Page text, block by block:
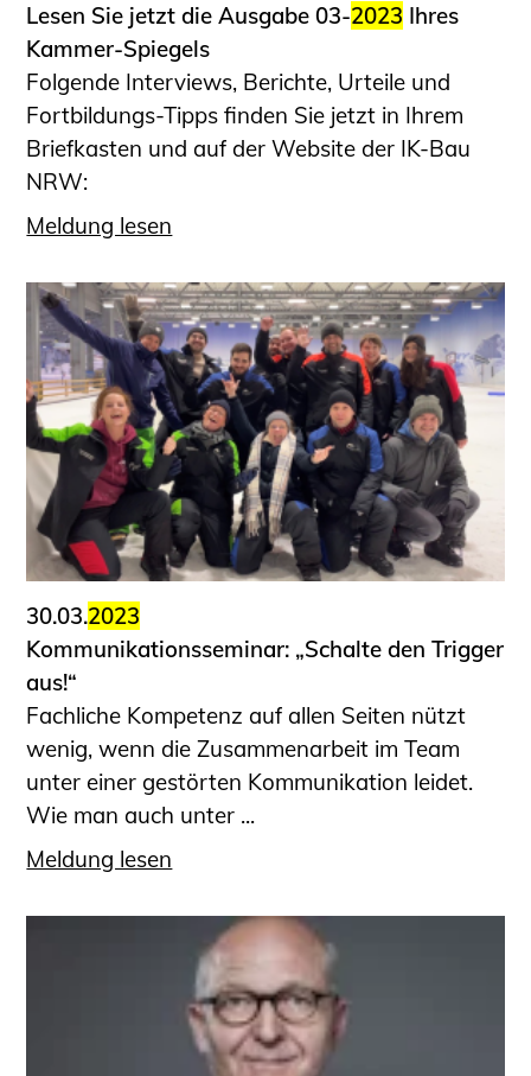
Lesen Sie jetzt die Ausgabe 03-2023 Ihres
Kammer-Spiegels
Folgende Interviews, Berichte, Urteile und
Fortbildungs-Tipps finden Sie jetzt in Ihrem
Briefkasten und auf der Website der IK-Bau
NRW:
Meldung lesen
30.03.2023
Kommunikationsseminar: „Schalte den Trigger
aus!“
Fachliche Kompetenz auf allen Seiten nützt
wenig, wenn die Zusammenarbeit im Team
unter einer gestörten Kommunikation leidet.
Wie man auch unter ...
Meldung lesen